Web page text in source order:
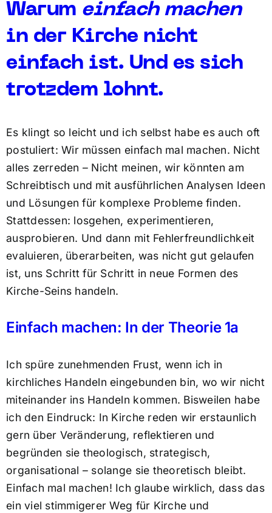
Warum einfach machen
in der Kirche nicht
einfach ist. Und es sich
trotzdem lohnt.
Es klingt so leicht und ich selbst habe es auch oft
postuliert: Wir müssen einfach mal machen. Nicht
alles zerreden – Nicht meinen, wir könnten am
Schreibtisch und mit ausführlichen Analysen Ideen
und Lösungen für komplexe Probleme finden.
Stattdessen: losgehen, experimentieren,
ausprobieren. Und dann mit Fehlerfreundlichkeit
evaluieren, überarbeiten, was nicht gut gelaufen
ist, uns Schritt für Schritt in neue Formen des
Kirche-Seins handeln.
Einfach machen: In der Theorie 1a
Ich spüre zunehmenden Frust, wenn ich in
kirchliches Handeln eingebunden bin, wo wir nicht
miteinander ins Handeln kommen. Bisweilen habe
ich den Eindruck: In Kirche reden wir erstaunlich
gern über Veränderung, reflektieren und
begründen sie theologisch, strategisch,
organisational – solange sie theoretisch bleibt.
Einfach mal machen! Ich glaube wirklich, dass das
ein viel stimmigerer Weg für Kirche und